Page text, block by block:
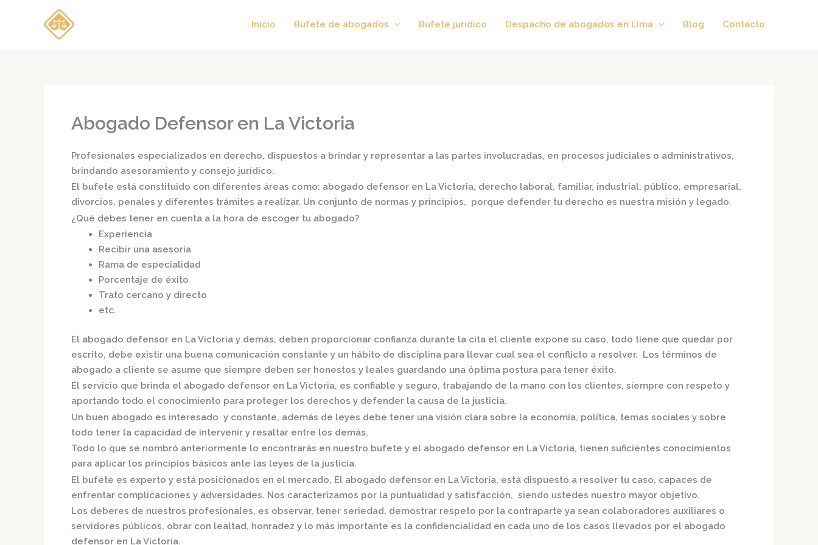
Inicio Bufete de abogados Bufete juridico Despacho de abogados en Lima Blog Contacto
Abogado Defensor en La Victoria
Profesionales especializados en derecho, dispuestos a brindar y representar a las partes involucradas, en procesos judiciales o administrativos,
brindando asesoramiento y consejo jurídico.
El bufete está constituido con diferentes áreas como: abogado defensor en La Victoria, derecho laboral, familiar, industrial, público, empresarial,
divorcios, penales y diferentes trámites a realizar. Un conjunto de normas y principios, porque defender tu derecho es nuestra misión y legado.
¿Qué debes tener en cuenta a la hora de escoger tu abogado?
Experiencia
Recibir una asesoría
Rama de especialidad
Porcentaje de éxito
Trato cercano y directo
etc.
El abogado defensor en La Victoria y demás, deben proporcionar confianza durante la cita el cliente expone su caso, todo tiene que quedar por
escrito, debe existir una buena comunicación constante y un hábito de disciplina para llevar cual sea el conflicto a resolver. Los términos de
abogado a cliente se asume que siempre deben ser honestos y leales guardando una óptima postura para tener éxito.
El servicio que brinda el abogado defensor en La Victoria, es confiable y seguro, trabajando de la mano con los clientes, siempre con respeto y
aportando todo el conocimiento para proteger los derechos y defender la causa de la justicia.
Un buen abogado es interesado y constante, además de leyes debe tener una visión clara sobre la economía, política, temas sociales y sobre
todo tener la capacidad de intervenir y resaltar entre los demás.
Todo lo que se nombró anteriormente lo encontrarás en nuestro bufete y el abogado defensor en La Victoria, tienen suficientes conocimientos
para aplicar los principios básicos ante las leyes de la justicia.
El bufete es experto y está posicionados en el mercado, El abogado defensor en La Victoria, está dispuesto a resolver tu caso, capaces de
enfrentar complicaciones y adversidades. Nos caracterizamos por la puntualidad y satisfacción, siendo ustedes nuestro mayor objetivo.
Los deberes de nuestros profesionales, es observar, tener seriedad, demostrar respeto por la contraparte ya sean colaboradores auxiliares o
servidores públicos, obrar con lealtad, honradez y lo más importante es la confidencialidad en cada uno de los casos llevados por el abogado
defensor en La Victoria.